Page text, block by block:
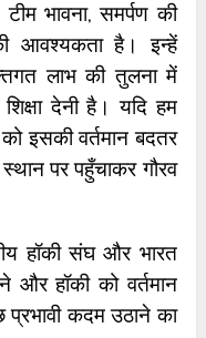
भावना, समर्पण की
आवश्यकता है। इन्हें
लाभ की तुलना में
शिक्षा देनी है। यदि हम
इसकी वर्तमान बदतर
पर पहुँचाकर गौरव
हॉकी संघ और भारत
और हॉकी को वर्तमान
कदम उठाने का